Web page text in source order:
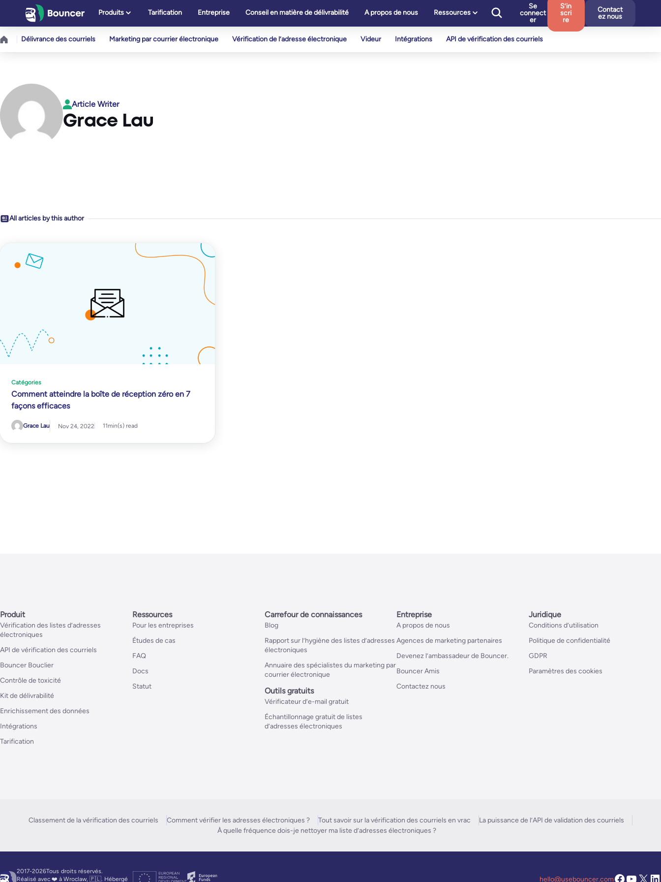
contenu
Produits Tarification Entreprise Conseil en matière de délivrabilité A propos de nous Ressources
Se
connect
er
S’in
scri
re
Contact
ez nous
Délivrance des courriels Marketing par courrier électronique Vérification de l’adresse électronique Videur Intégrations API de vérification des courriels
Article Writer
Grace Lau
All articles by this author
Catégories
Comment atteindre la boîte de réception zéro en 7
façons efficaces
Grace Lau Nov 24, 2022 11min(s) read
Produit
Vérification des listes d’adresses
électroniques
API de vérification des courriels
Bouncer Bouclier
Contrôle de toxicité
Kit de délivrabilité
Enrichissement des données
Intégrations
Tarification
Ressources
Pour les entreprises
Études de cas
FAQ
Docs
Statut
Carrefour de connaissances
Blog
Rapport sur l’hygiène des listes d’adresses
électroniques
Annuaire des spécialistes du marketing par
courrier électronique
Outils gratuits
Vérificateur d’e-mail gratuit
Échantillonnage gratuit de listes
d’adresses électroniques
Entreprise
A propos de nous
Agences de marketing partenaires
Devenez l’ambassadeur de Bouncer.
Bouncer Amis
Contactez nous
Juridique
Conditions d’utilisation
Politique de confidentialité
GDPR
Paramètres des cookies
Classement de la vérification des courriels Comment vérifier les adresses électroniques ? Tout savoir sur la vérification des courriels en vrac
La puissance de l’API de validation des courriels
À quelle fréquence dois-je nettoyer ma liste d’adresses électroniques ?
2017-2026Tous droits réservés.
Réalisé avec ❤️ à Wroclaw, 🇵🇱. Hébergé
hello@usebouncer.com